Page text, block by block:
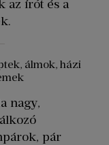
az írót és a
álmok, házi
nagy,
pár